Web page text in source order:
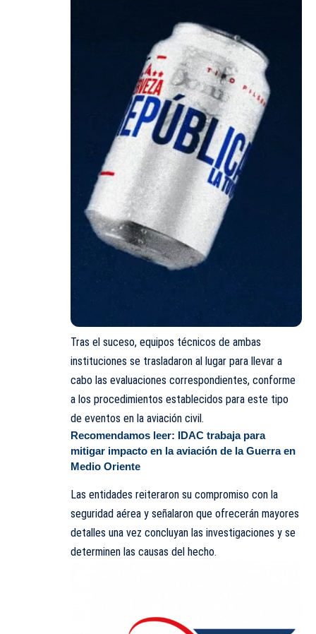
Tras el suceso, equipos técnicos de ambas
instituciones se trasladaron al lugar para llevar a
cabo las evaluaciones correspondientes, conforme
a los procedimientos establecidos para este tipo
de eventos en la aviación civil.
Recomendamos leer: IDAC trabaja para
mitigar impacto en la aviación de la Guerra en
Medio Oriente
Las entidades reiteraron su compromiso con la
seguridad aérea y señalaron que ofrecerán mayores
detalles una vez concluyan las investigaciones y se
determinen las causas del hecho.